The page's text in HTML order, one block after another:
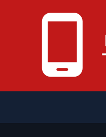
phone_android